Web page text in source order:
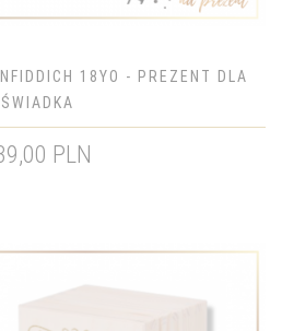
18YO - PREZENT DLA
ŚWIADKA
PLN